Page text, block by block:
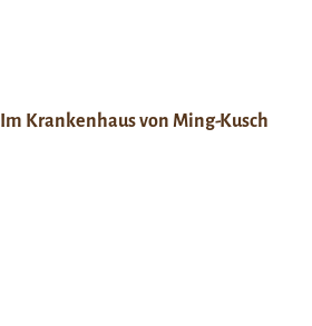
Im Krankenhaus von Ming-Kusch